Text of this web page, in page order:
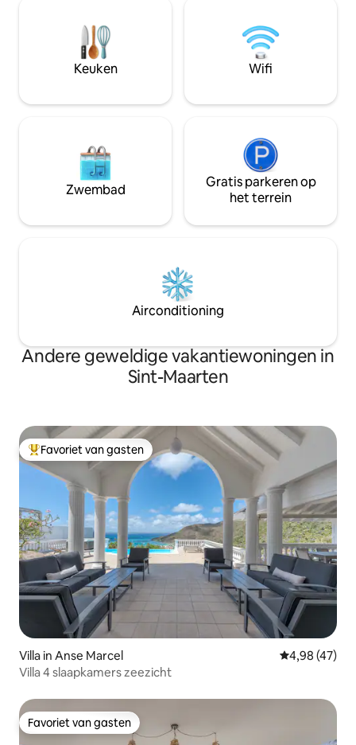
slaapkamer en de woonkamer hebben
een onbelemmerd panoramisch uitzicht
op de oceaan. Een adembenemend
overloopzwembad en een zonneterras
het ontwaken
golven tot het
pool.
Keuken Wifi
Zwembad
Gratis parkeren op
het terrein
Airconditioning
Andere geweldige vakantiewoningen in
Sint-Maarten
Topfavoriet van gasten
Favoriet van gasten
Villa in Anse Marcel Gemiddelde
4,98 (47)
Villa 4 slaapkamers zeezicht
Favoriet van gasten
Favoriet van gasten